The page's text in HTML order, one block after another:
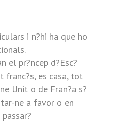
i n?hi ha que ho
el pr?ncep d?Esc?
franc?s, es casa, tot
Unit o de Fran?a s?
ne a favor o en